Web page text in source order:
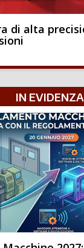
di alta
IN EVIDENZA